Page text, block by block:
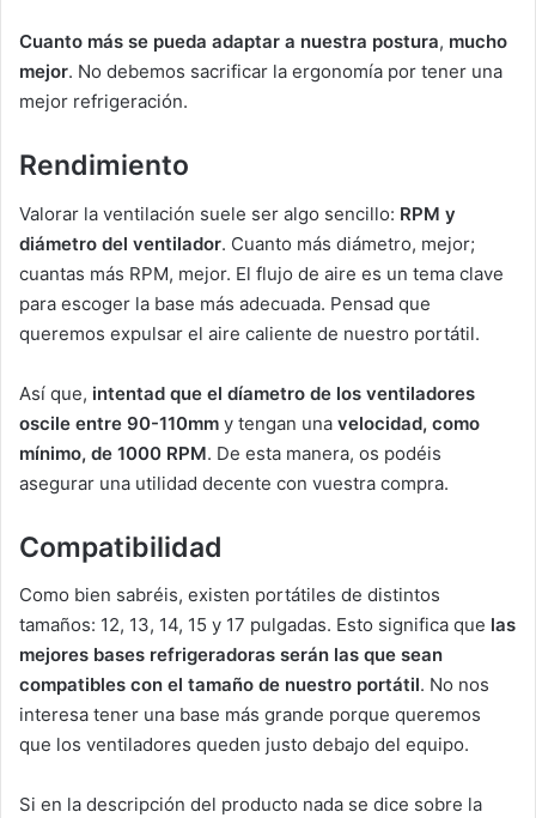
Cuanto más se pueda adaptar a nuestra postura, mucho
mejor. No debemos sacrificar la ergonomía por tener una
mejor refrigeración.
Rendimiento
Valorar la ventilación suele ser algo sencillo: RPM y
diámetro del ventilador. Cuanto más diámetro, mejor;
cuantas más RPM, mejor. El flujo de aire es un tema clave
para escoger la base más adecuada. Pensad que
queremos expulsar el aire caliente de nuestro portátil.
Así que, intentad que el díametro de los ventiladores
oscile entre 90-110mm y tengan una velocidad, como
mínimo, de 1000 RPM. De esta manera, os podéis
asegurar una utilidad decente con vuestra compra.
Compatibilidad
Como bien sabréis, existen portátiles de distintos
tamaños: 12, 13, 14, 15 y 17 pulgadas. Esto significa que las
mejores bases refrigeradoras serán las que sean
compatibles con el tamaño de nuestro portátil. No nos
interesa tener una base más grande porque queremos
que los ventiladores queden justo debajo del equipo.
Si en la descripción del producto nada se dice sobre la